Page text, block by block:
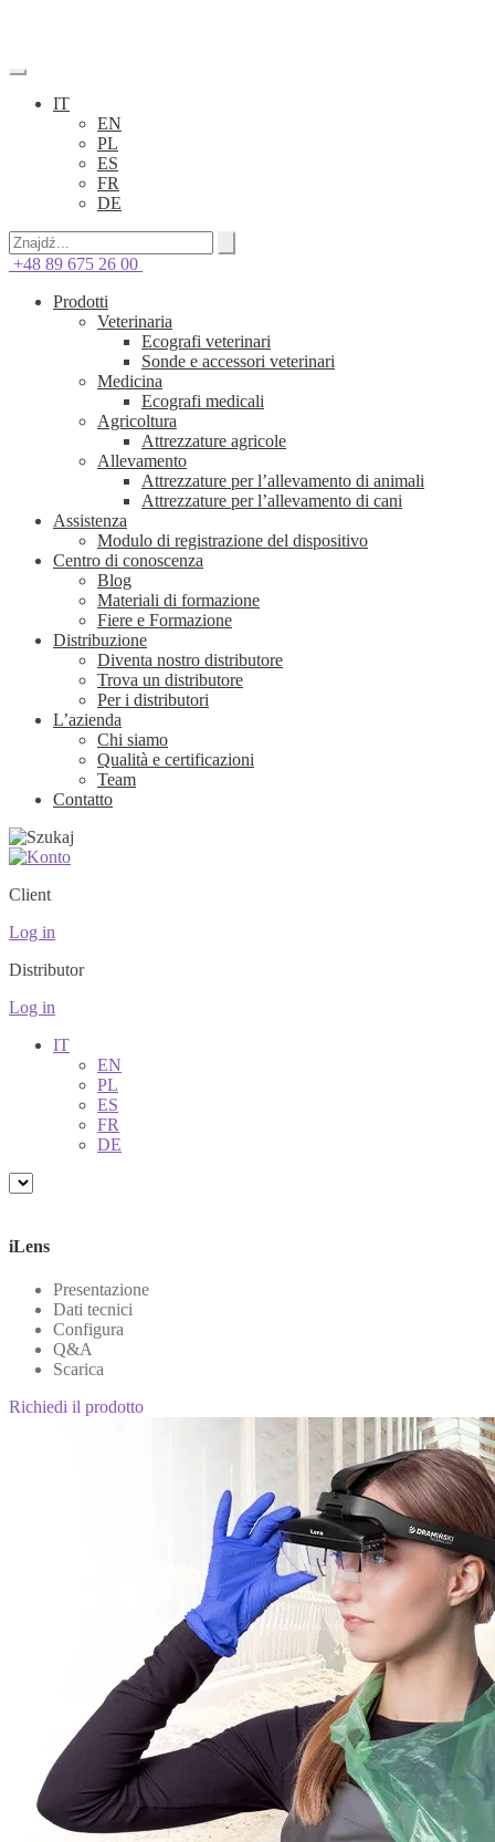
IT
EN
PL
ES
FR
DE
+48 89 675 26 00
Prodotti
Veterinaria
Ecografi veterinari
Sonde e accessori veterinari
Medicina
Ecografi medicali
Agricoltura
Attrezzature agricole
Allevamento
Attrezzature per l’allevamento di animali
Attrezzature per l’allevamento di cani
Assistenza
Modulo di registrazione del dispositivo
Centro di conoscenza
Blog
Materiali di formazione
Fiere e Formazione
Distribuzione
Diventa nostro distributore
Trova un distributore
Per i distributori
L’azienda
Chi siamo
Qualità e certificazioni
Team
Contatto
Client
Log in
Distributor
Log in
IT
EN
PL
ES
FR
DE
iLens
Presentazione
Dati tecnici
Configura
Q&A
Scarica
Richiedi il prodotto